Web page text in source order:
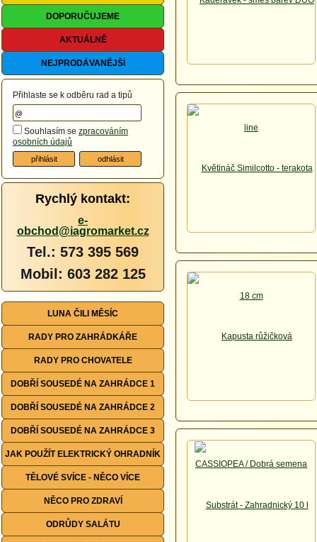
DOPORUČUJEME
AKTUÁLNĚ
NEJPRODÁVANĚJŠÍ
Přihlaste se k odběru rad a tipů
Souhlasím se zpracováním
osobních údajů
Rychlý kontakt:
e-
obchod@iagromarket.cz
Tel.: 573 395 569
Mobil: 603 282 125
LUNA ČILI MĚSÍC
RADY PRO ZAHRÁDKÁŘE
RADY PRO CHOVATELE
DOBŘÍ SOUSEDÉ NA ZAHRÁDCE 1
DOBŘÍ SOUSEDÉ NA ZAHRÁDCE 2
DOBŘÍ SOUSEDÉ NA ZAHRÁDCE 3
JAK POUŽÍT ELEKTRICKÝ OHRADNÍK
TĚLOVÉ SVÍCE - NĚCO VÍCE
NĚCO PRO ZDRAVÍ
ODRŮDY SALÁTU